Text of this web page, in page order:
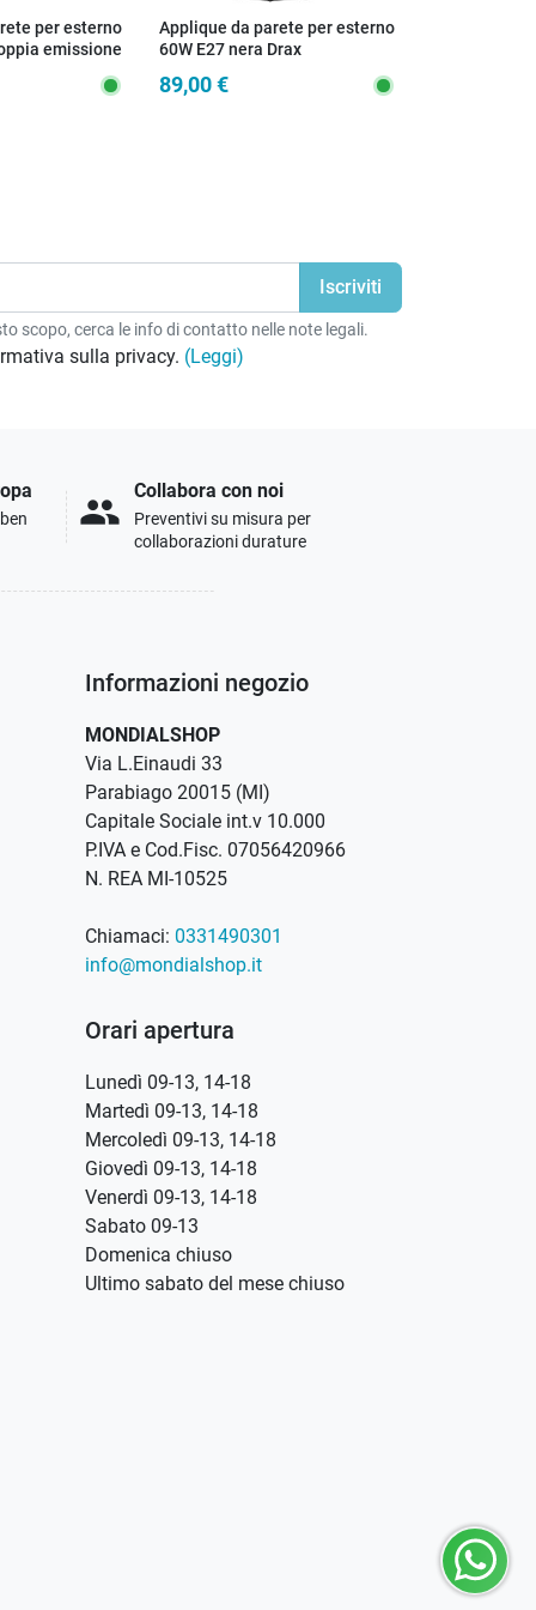
per esterno
emissione
Applique da parete per esterno
60W E27 nera Drax
89,00 €
scopo, cerca le info di contatto nelle note legali.
sulla privacy. (Leggi)
people
Collabora con noi
Preventivi su misura per
collaborazioni durature
Informazioni negozio
MONDIALSHOP
Via L.Einaudi 33
Parabiago 20015 (MI)
Capitale Sociale int.v 10.000
P.IVA e Cod.Fisc. 07056420966
N. REA MI-10525
Chiamaci: 0331490301
info@mondialshop.it
Orari apertura
Lunedì 09-13, 14-18
Martedì 09-13, 14-18
Mercoledì 09-13, 14-18
Giovedì 09-13, 14-18
Venerdì 09-13, 14-18
Sabato 09-13
Domenica chiuso
Ultimo sabato del mese chiuso